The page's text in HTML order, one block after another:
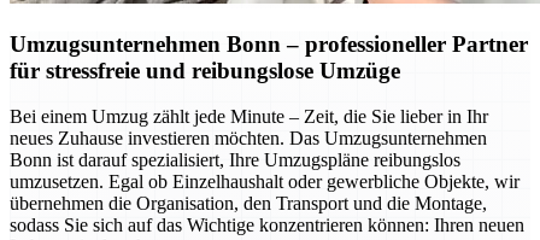
Umzugsunternehmen Bonn – professioneller Partner
für stressfreie und reibungslose Umzüge
Bei einem Umzug zählt jede Minute – Zeit, die Sie lieber in Ihr
neues Zuhause investieren möchten. Das Umzugsunternehmen
Bonn ist darauf spezialisiert, Ihre Umzugspläne reibungslos
umzusetzen. Egal ob Einzelhaushalt oder gewerbliche Objekte, wir
übernehmen die Organisation, den Transport und die Montage,
sodass Sie sich auf das Wichtige konzentrieren können: Ihren neuen